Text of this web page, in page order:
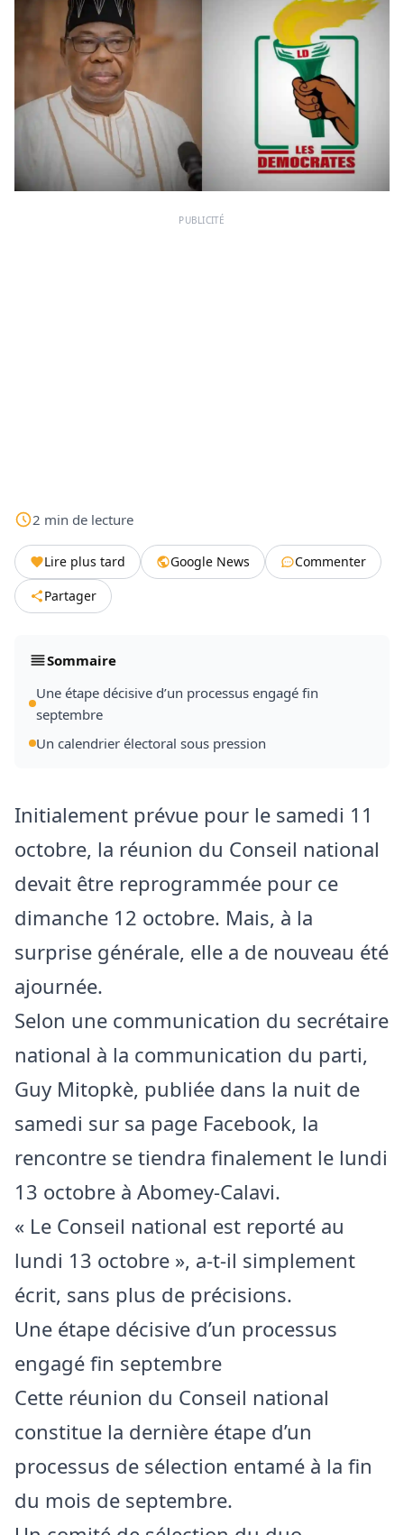
PUBLICITÉ
2 min de lecture
Lire plus tard Google News
Commenter
Partager
Sommaire
Une étape décisive d’un processus engagé fin
septembre
Un calendrier électoral sous pression
Initialement prévue pour le samedi 11
octobre, la réunion du Conseil national
devait être reprogrammée pour ce
dimanche 12 octobre. Mais, à la
surprise générale, elle a de nouveau été
ajournée.
Selon une communication du secrétaire
national à la communication du parti,
Guy Mitopkè, publiée dans la nuit de
samedi sur sa page Facebook, la
rencontre se tiendra finalement le lundi
13 octobre à Abomey-Calavi.
« Le Conseil national est reporté au
lundi 13 octobre », a-t-il simplement
écrit, sans plus de précisions.
Une étape décisive d’un processus
engagé fin septembre
Cette réunion du Conseil national
constitue la dernière étape d’un
processus de sélection entamé à la fin
du mois de septembre.